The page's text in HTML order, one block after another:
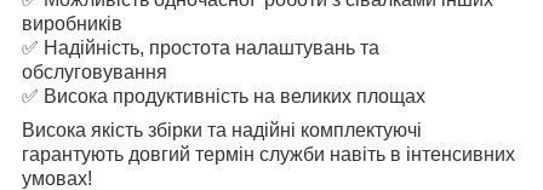
виробників
✅ Надійність, простота налаштувань та
обслуговування
✅ Висока продуктивність на великих площах
Висока якість збірки та надійні комплектуючі
гарантують довгий термін служби навіть в інтенсивних
умовах!